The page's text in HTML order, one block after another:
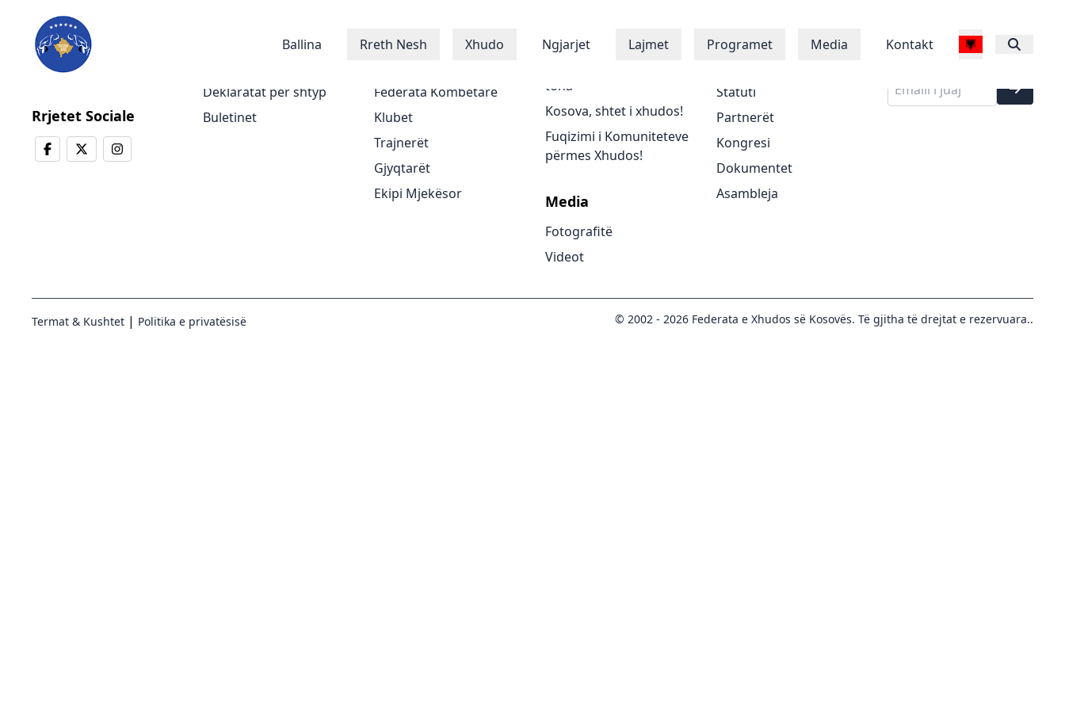
Ballina Rreth Nesh Xhudo Ngjarjet Lajmet Programet Media Kontakt
Rrjetet Sociale
Deklaratat për shtyp
Buletinet
Xhudistët
Federata Kombëtare
Klubet
Trajnerët
Gjyqtarët
Ekipi Mjekësor
Programet
tona
Kosova, shtet i xhudos!
Fuqizimi i Komuniteteve
përmes Xhudos!
Media
Fotografitë
Videot
Rreth Nesh
Statuti
Partnerët
Kongresi
Dokumentet
Asambleja
Regjistrohu në
buletinin tonë
Termat & Kushtet | Politika e privatësisë © 2002 - 2026 Federata e Xhudos së Kosovës. Të gjitha të drejtat e rezervuara..